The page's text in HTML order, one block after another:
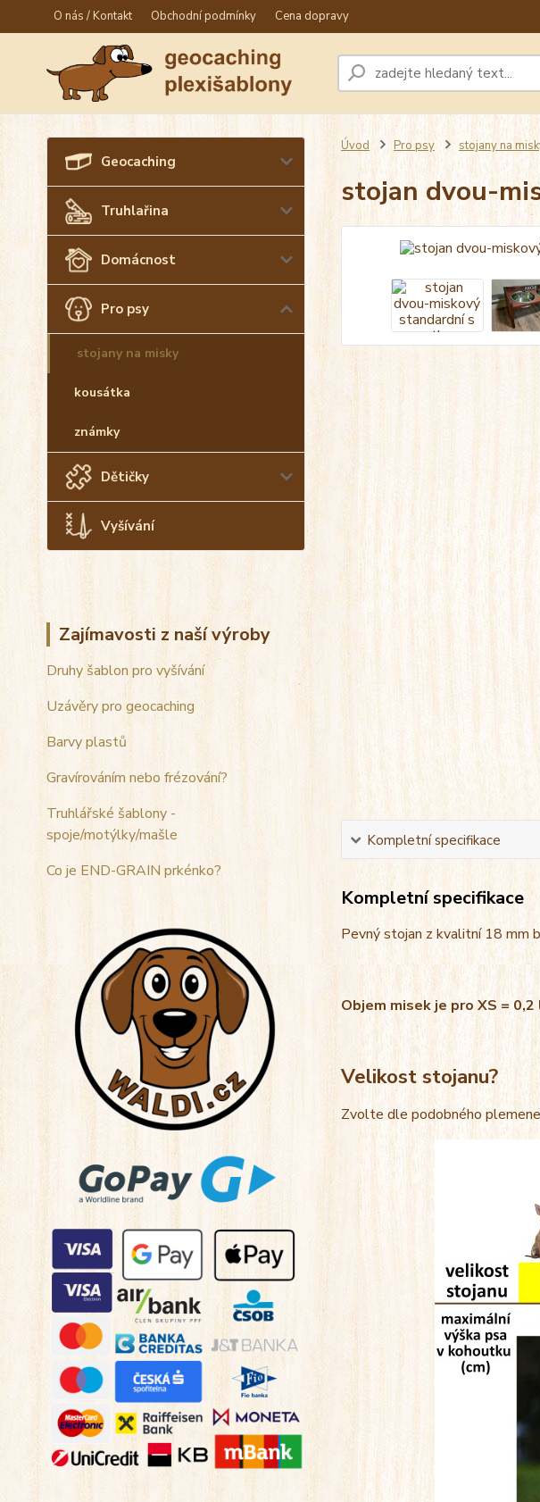
O nás / Kontakt Obchodní podmínky Cena dopravy
Geocaching
Truhlařina
Domácnost
Pro psy
stojany na misky
kousátka
známky
Dětičky
Vyšívání
Zajímavosti z naší výroby
Druhy šablon pro vyšívání
Uzávěry pro geocaching
Barvy plastů
Gravírováním nebo frézování?
Truhlářské šablony -
spoje/motýlky/mašle
Co je END-GRAIN prkénko?
Úvod Pro psy stojany na
stojan dvou-
Kompletní specifikace
Kompletní specifikace
Pevný stojan z kvalitní 18 mm
Objem misek je pro XS =
Velikost stojanu?
Zvolte dle podobného